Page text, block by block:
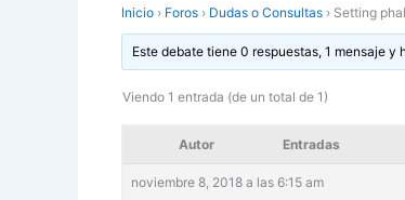
Inicio › Foros › Dudas o Consultas › Setting
Este debate tiene 0 respuestas, 1 mensaje
Viendo 1 entrada (de un total de 1)
Autor Entradas
noviembre 8, 2018 a las 6:15 am